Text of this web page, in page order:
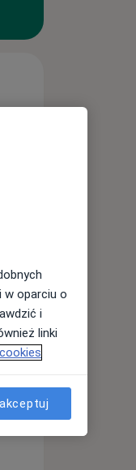
Śr,
12 Sie
w oparciu o
i
linki